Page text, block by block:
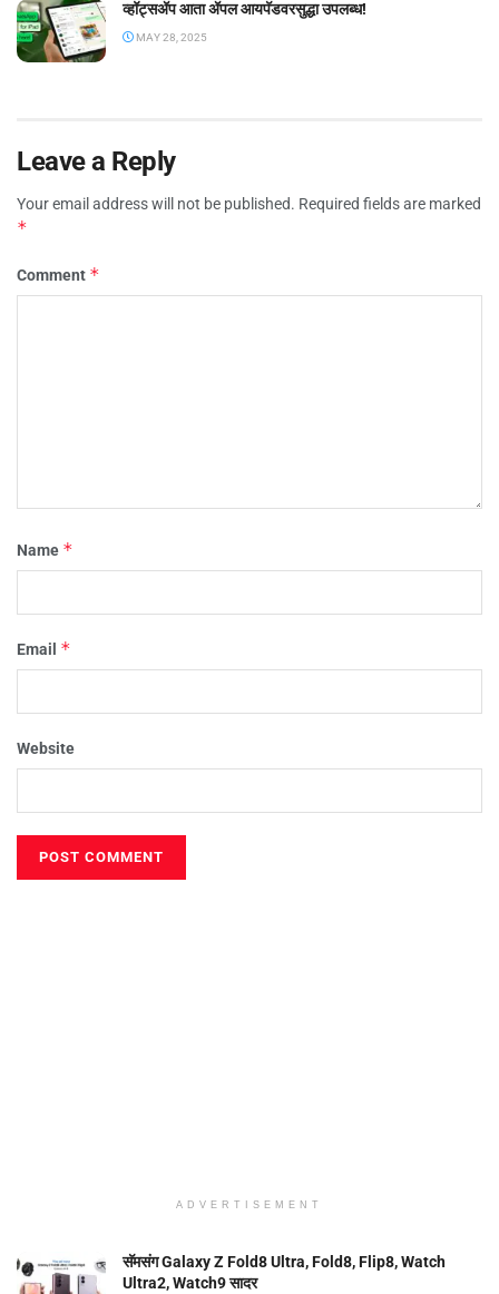
व्हॉट्सॲप आता ॲपल आयपॅडवरसुद्धा उपलब्ध!
MAY 28, 2025
Leave a Reply
Your email address will not be published. Required fields are marked
*
Comment *
Name *
Email *
Website
ADVERTISEMENT
सॅमसंग Galaxy Z Fold8 Ultra, Fold8, Flip8, Watch
Ultra2, Watch9 सादर